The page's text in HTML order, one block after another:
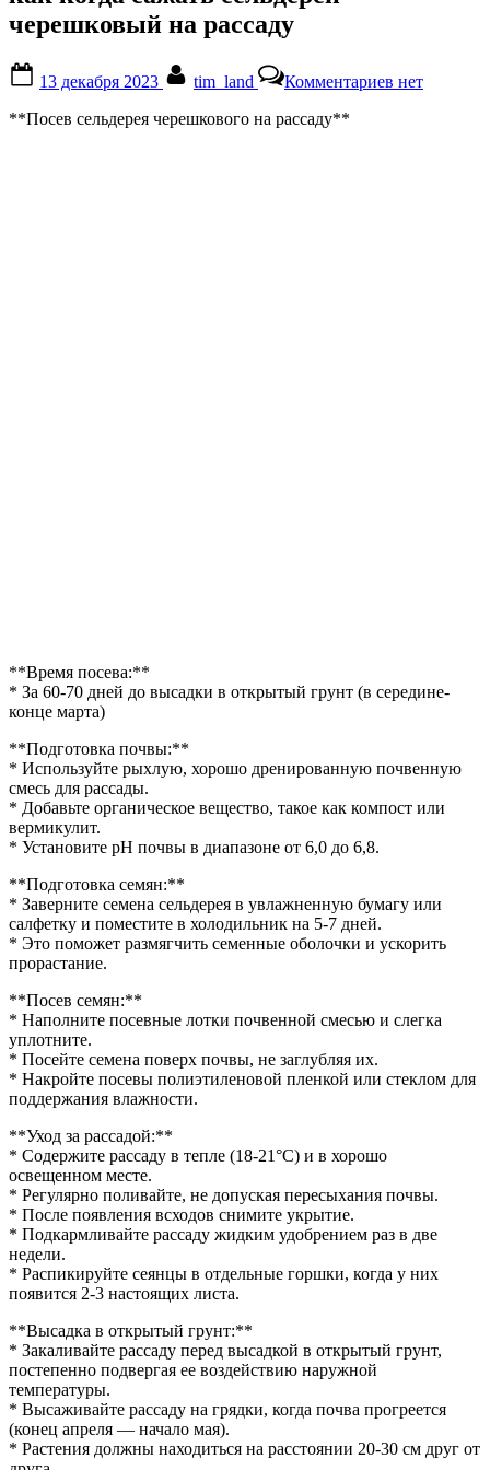
черешковый на рассаду
on
13 декабря 2023 tim_land Комментариевзаписи
нет
**Посев сельдерея черешкового на рассаду**
**Время посева:**
* За 60-70 дней до высадки в открытый грунт (в середине-
конце марта)
**Подготовка почвы:**
* Используйте рыхлую, хорошо дренированную почвенную
смесь для рассады.
* Добавьте органическое вещество, такое как компост или
вермикулит.
* Установите pH почвы в диапазоне от 6,0 до 6,8.
**Подготовка семян:**
* Заверните семена сельдерея в увлажненную бумагу или
салфетку и поместите в холодильник на 5-7 дней.
* Это поможет размягчить семенные оболочки и ускорить
прорастание.
**Посев семян:**
* Наполните посевные лотки почвенной смесью и слегка
уплотните.
* Посейте семена поверх почвы, не заглубляя их.
* Накройте посевы полиэтиленовой пленкой или стеклом для
поддержания влажности.
**Уход за рассадой:**
* Содержите рассаду в тепле (18-21°С) и в хорошо
освещенном месте.
* Регулярно поливайте, не допуская пересыхания почвы.
* После появления всходов снимите укрытие.
* Подкармливайте рассаду жидким удобрением раз в две
недели.
* Распикируйте сеянцы в отдельные горшки, когда у них
появится 2-3 настоящих листа.
**Высадка в открытый грунт:**
* Закаливайте рассаду перед высадкой в открытый грунт,
постепенно подвергая ее воздействию наружной
температуры.
* Высаживайте рассаду на грядки, когда почва прогреется
(конец апреля — начало мая).
* Растения должны находиться на расстоянии 20-30 см друг от